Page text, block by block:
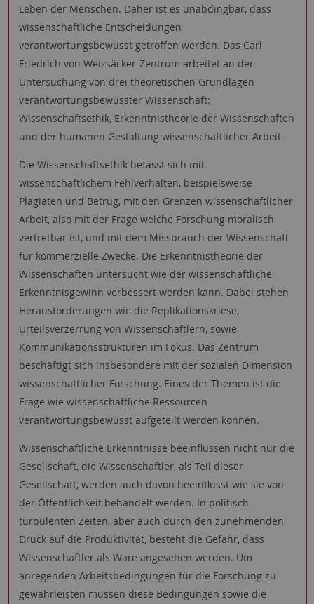
Leben der Menschen. Daher ist es unabdingbar, dass
wissenschaftliche Entscheidungen
verantwortungsbewusst getroffen werden. Das Carl
Friedrich von Weizsäcker-Zentrum arbeitet an der
Untersuchung von drei theoretischen Grundlagen
verantwortungsbewusster Wissenschaft:
Wissenschaftsethik, Erkenntnistheorie der Wissenschaften
und der humanen Gestaltung wissenschaftlicher Arbeit.
Die Wissenschaftsethik befasst sich mit
wissenschaftlichem Fehlverhalten, beispielsweise
Plagiaten und Betrug, mit den Grenzen wissenschaftlicher
Arbeit, also mit der Frage welche Forschung moralisch
vertretbar ist, und mit dem Missbrauch der Wissenschaft
für kommerzielle Zwecke. Die Erkenntnistheorie der
Wissenschaften untersucht wie der wissenschaftliche
Erkenntnisgewinn verbessert werden kann. Dabei stehen
Herausforderungen wie die Replikationskriese,
Urteilsverzerrung von Wissenschaftlern, sowie
Kommunikationsstrukturen im Fokus. Das Zentrum
beschäftigt sich insbesondere mit der sozialen Dimension
wissenschaftlicher Forschung. Eines der Themen ist die
Frage wie wissenschaftliche Ressourcen
verantwortungsbewusst aufgeteilt werden können.
Wissenschaftliche Erkenntnisse beeinflussen nicht nur die
Gesellschaft, die Wissenschaftler, als Teil dieser
Gesellschaft, werden auch davon beeinflusst wie sie von
der Öffentlichkeit behandelt werden. In politisch
turbulenten Zeiten, aber auch durch den zunehmenden
Druck auf die Produktivität, besteht die Gefahr, dass
Wissenschaftler als Ware angesehen werden. Um
anregenden Arbeitsbedingungen für die Forschung zu
gewährleisten müssen diese Bedingungen sowie die